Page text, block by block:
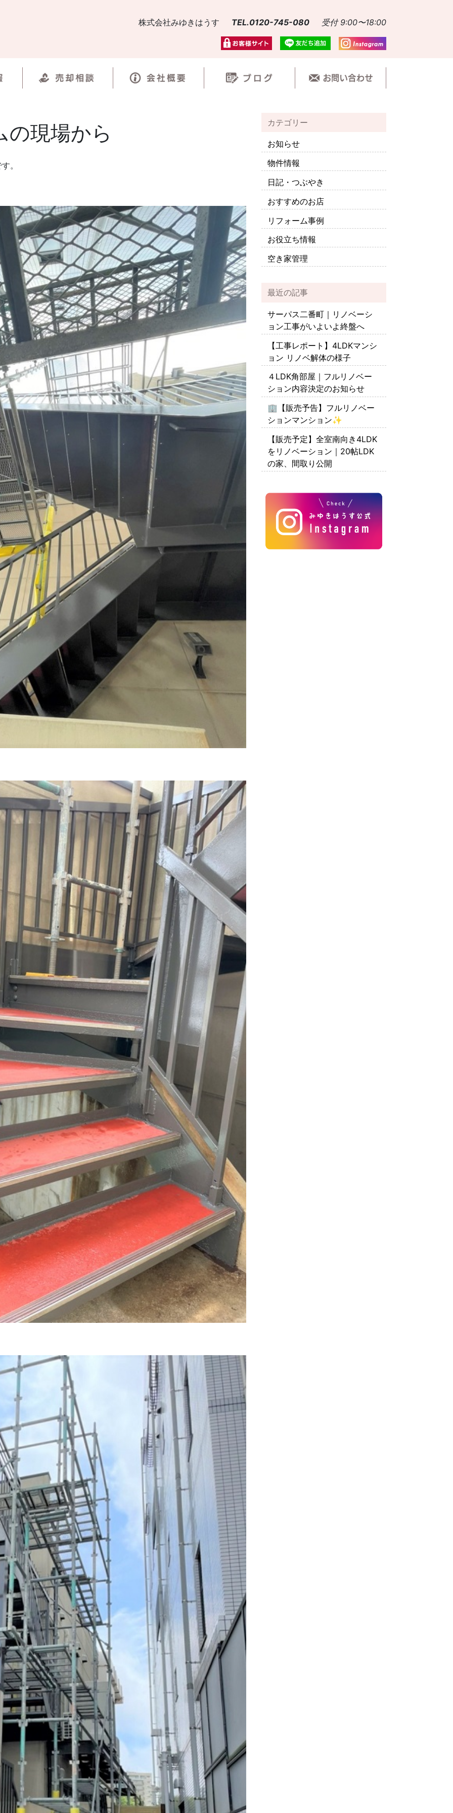
株式会社みゆきはうす TEL.0120-745-080 受付 9:00〜18:00
の現場から
。
カテゴリー
お知らせ
物件情報
日記・つぶやき
おすすめのお店
リフォーム事例
お役立ち情報
空き家管理
最近の記事
サーパス二番町｜リノベーシ
ョン工事がいよいよ終盤へ
【工事レポート】4LDKマンシ
ョン リノベ解体の様子
４LDK角部屋｜フルリノベー
ション内容決定のお知らせ
🏢【販売予告】フルリノベー
ションマンション✨
【販売予定】全室南向き4LDK
をリノベーション｜20帖LDK
の家、間取り公開